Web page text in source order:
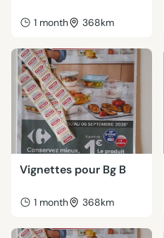
1 month 368km
Vignettes pour Bg B
1 month 368km